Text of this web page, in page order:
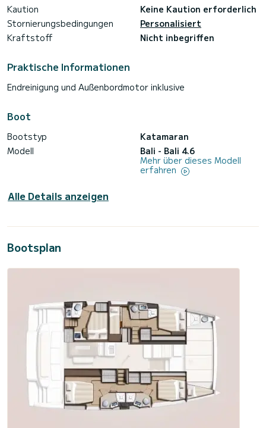
Kaution
Keine Kaution erforderlich
Stornierungsbedingungen
Personalisiert
Kraftstoff
Nicht inbegriffen
Praktische Informationen
Endreinigung und Außenbordmotor inklusive
Boot
Bootstyp
Katamaran
Modell
Bali - Bali 4.6
Mehr über dieses Modell
erfahren
Alle Details anzeigen
Bootsplan